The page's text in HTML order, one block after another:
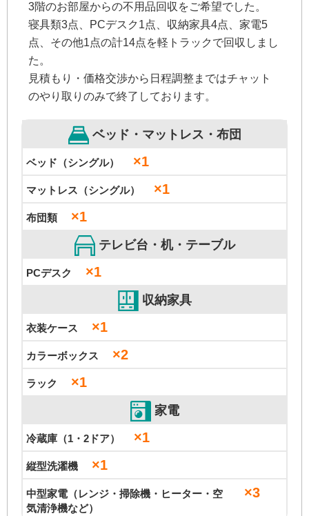
3階のお部屋からの不用品回収をご希望でした。
寝具類3点、PCデスク1点、収納家具4点、家電5
点、その他1点の計14点を軽トラックで回収しまし
た。
見積もり・価格交渉から日程調整まではチャット
のやり取りのみで終了しております。
ベッド・マットレス・布団
ベッド（シングル） ×1
マットレス（シングル） ×1
布団類 ×1
テレビ台・机・テーブル
PCデスク ×1
収納家具
衣装ケース ×1
カラーボックス ×2
ラック ×1
家電
冷蔵庫（1・2ドア） ×1
縦型洗濯機 ×1
中型家電（レンジ・掃除機・ヒーター・空
気清浄機など）
×3